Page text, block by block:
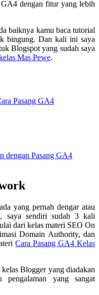
dengan fitur yang lebih
baiknya kamu baca tutorial
bingung. Dan kali ini saya
Blogspot yang sudah saya
Mas Pewe.
Pasang GA4
dengan Pasang GA4
yang pernah dengar atau
saya sendiri sudah 3 kali
dari kelas materi SEO On
Domain Authority, dan
Cara Pasang GA4 Kelas
Blogger yang diadakan
yang sangat